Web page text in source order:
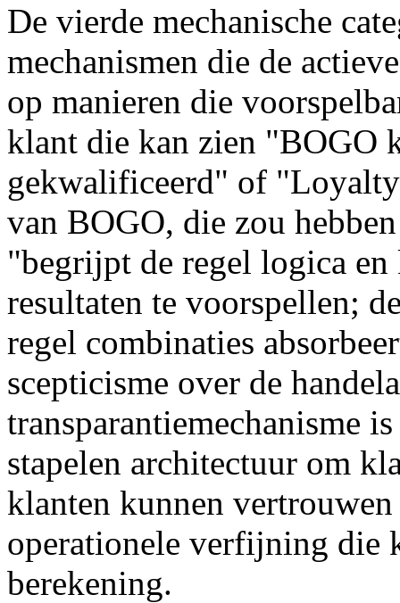
De vierde mechanische
mechanismen die de
op manieren die
klant die kan zien "BOGO
gekwalificeerd" of
van BOGO, die zou
"begrijpt de regel logica en
resultaten te voorspellen;
regel combinaties
scepticisme over de
transparantiemechanisme
stapelen architectuur om
klanten kunnen
operationele verfijning die
berekening.